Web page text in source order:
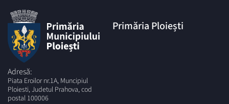
Adresă:
Piata Eroilor nr.1A, Muncipiul
Ploiesti, Judetul Prahova, cod
postal 100006
Primăria Ploiești